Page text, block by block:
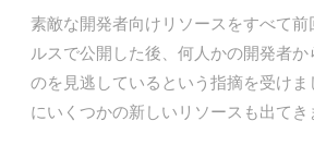
素敵な開発者向けリソースをすべて
ルスで公開した後、何人かの開発者
のを見逃しているという指摘を受け
にいくつかの新しいリソースも出てき